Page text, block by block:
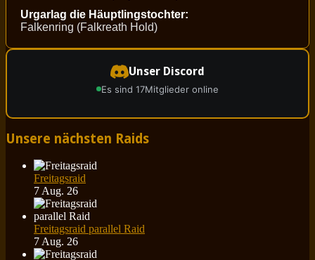
Urgarlag die Häuptlingstochter:
Falkenring (Falkreath Hold)
Unser Discord
Es sind 17Mitglieder online
Unsere nächsten Raids
Freitagsraid
7 Aug. 26
Freitagsraid parallel Raid
7 Aug. 26